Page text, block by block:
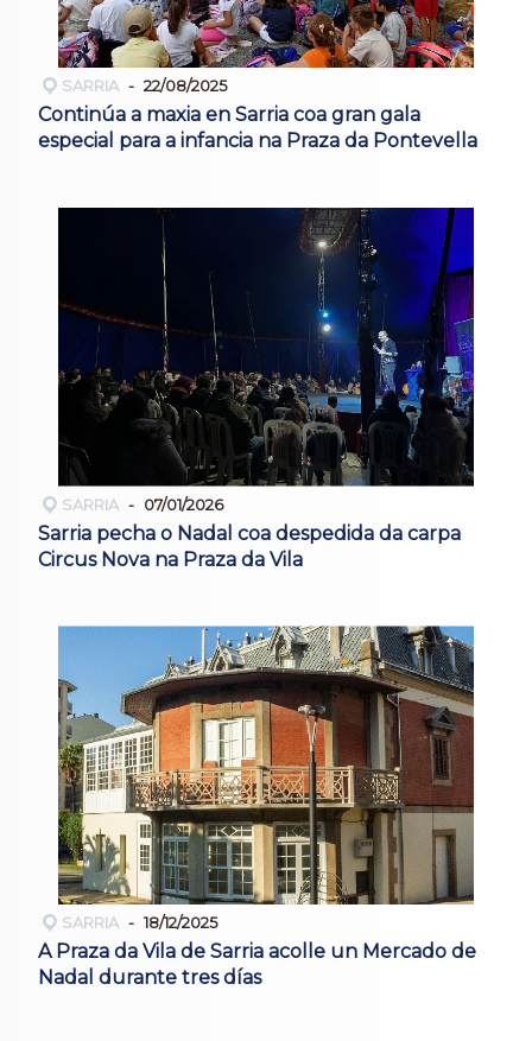
SARRIA 22/08/2025
Continúa a maxia en Sarria coa gran gala
especial para a infancia na Praza da Pontevella
SARRIA 07/01/2026
Sarria pecha o Nadal coa despedida da carpa
Circus Nova na Praza da Vila
SARRIA 18/12/2025
A Praza da Vila de Sarria acolle un Mercado de
Nadal durante tres días